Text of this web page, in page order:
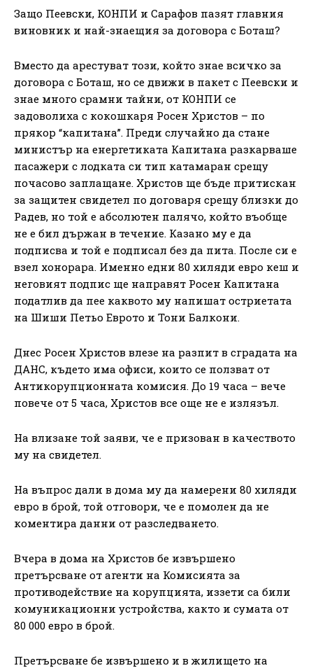
Защо Пеевски, КОНПИ и Сарафов пазят главния
виновник и най-знаещия за договора с Боташ?
Вместо да арестуват този, който знае всичко за
договора с Боташ, но се движи в пакет с Пеевски и
знае много срамни тайни, от КОНПИ се
задоволиха с кокошкаря Росен Христов – по
прякор “капитана”. Преди случайно да стане
министър на енергетиката Капитана разкарваше
пасажери с лодката си тип катамаран срещу
почасово заплащане. Христов ще бъде притискан
за защитен свидетел по договаря срещу близки до
Радев, но той е абсолютен палячо, който въобще
не е бил държан в течение. Казано му е да
подписва и той е подписал без да пита. После си е
взел хонорара. Именно едни 80 хиляди евро кеш и
неговият подпис ще направят Росен Капитана
податлив да пее каквото му напишат остриетата
на Шиши Петьо Еврото и Тони Балкони.
Днес Росен Христов влезе на разпит в сградата на
ДАНС, където има офиси, които се ползват от
Антикорупционната комисия. До 19 часа – вече
повече от 5 часа, Христов все още не е излязъл.
На влизане той заяви, че е призован в качеството
му на свидетел.
На въпрос дали в дома му да намерени 80 хиляди
евро в брой, той отговори, че е помолен да не
коментира данни от разследването.
Вчера в дома на Христов бе извършено
претърсване от агенти на Комисията за
противодействие на корупцията, иззети са били
комуникационни устройства, както и сумата от
80 000 евро в брой.
Претърсване бе извършено и в жилището на